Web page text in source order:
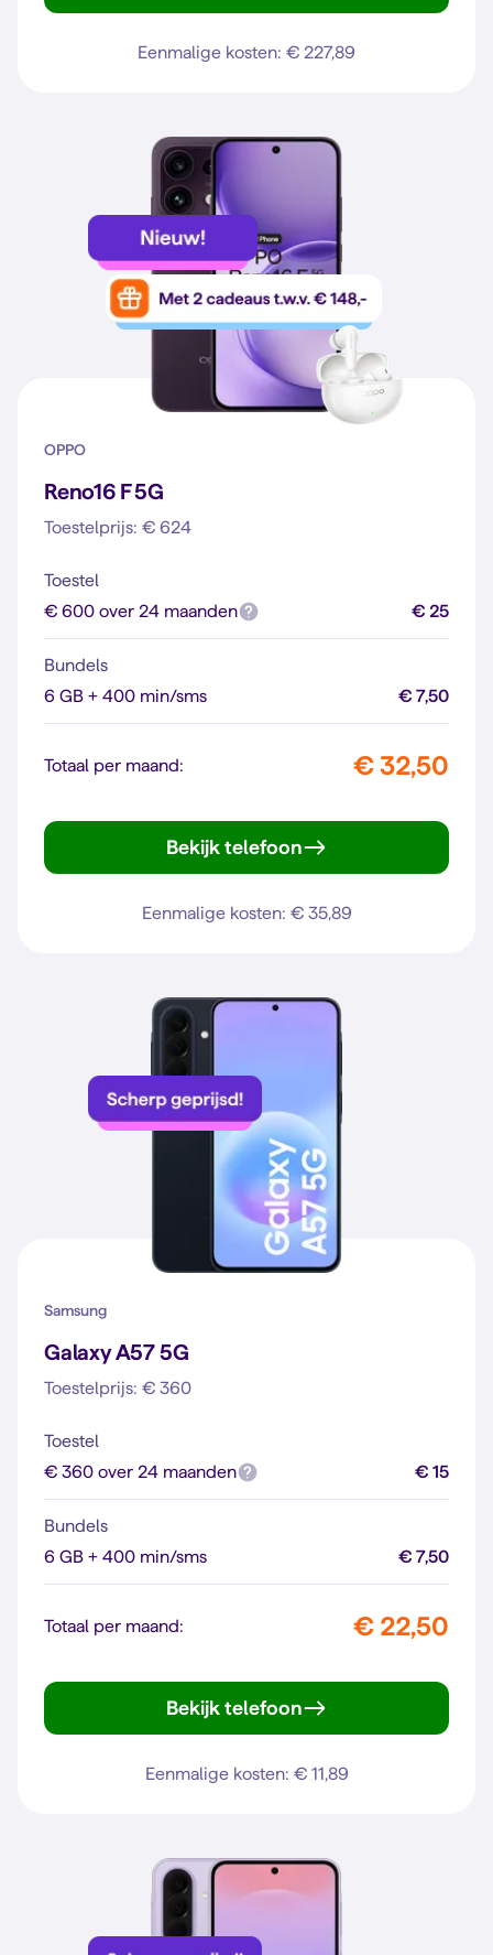
Eenmalige kosten: € 227,89
OPPO
Reno16 F 5G
Toestelprijs: € 624
Toestel
€ 600 over 24 maanden
€ 25
Bundels
6 GB + 400 min/sms
€ 7,50
Totaal per maand: € 32,50
Bekijk telefoon
Eenmalige kosten: € 35,89
Samsung
Galaxy A57 5G
Toestelprijs: € 360
Toestel
€ 360 over 24 maanden
€ 15
Bundels
6 GB + 400 min/sms
€ 7,50
Totaal per maand: € 22,50
Bekijk telefoon
Eenmalige kosten: € 11,89